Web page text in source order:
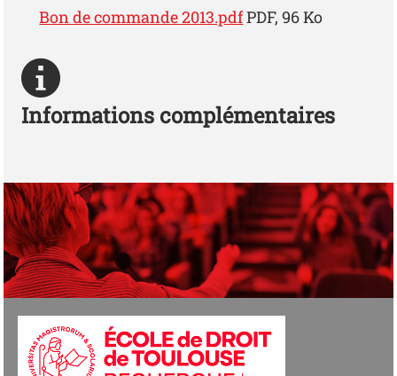
Bon de commande 2013.pdfPDF, 96 Ko
Informations complémentaires